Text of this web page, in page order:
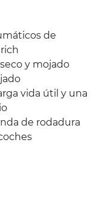
de
y mojado
vida útil y una
de rodadura